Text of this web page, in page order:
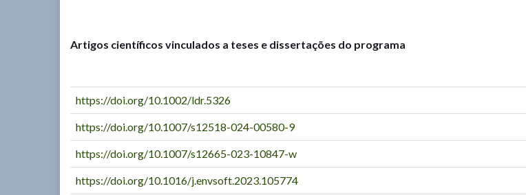
Artigos científicos vinculados a teses e dissertações do programa
https://doi.org/10.1002/ldr.5326
https://doi.org/10.1007/s12518-024-00580-9
https://doi.org/10.1007/s12665-023-10847-w
https://doi.org/10.1016/j.envsoft.2023.105774